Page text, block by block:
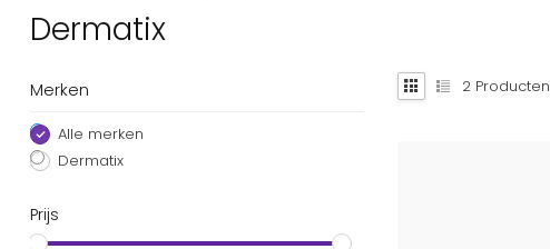
Dermatix
Merken
Alle merken
Dermatix
Prijs
2 Producten